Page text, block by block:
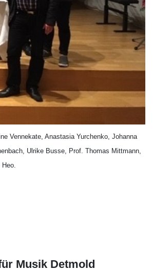
Vennekate, Anastasia Yurchenko, Johanna
Ulrike Busse, Prof. Thomas Mittmann,
Musik Detmold